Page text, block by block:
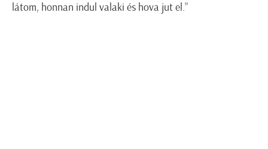
látom, honnan indul valaki és hova jut el.”